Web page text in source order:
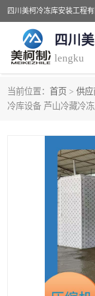
四川
lengku
当前位置： 首页 > 供应
冷库设备 芦山冷藏冷
冷库安装，冷库
成都冻库，成都
德阳冻库安装，
南充冻库设计,
资阳冻库，资阳
乐山冻库,乐山保
雅安冷库,雅安冻